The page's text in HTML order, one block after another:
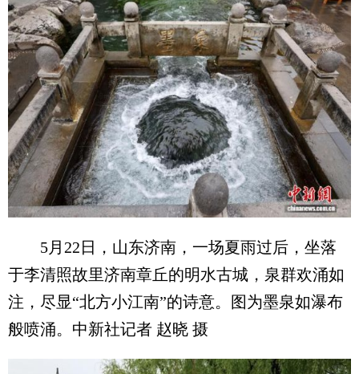
5月22日，山东济南，一场夏雨过后，坐落
于李清照故里济南章丘的明水古城，泉群欢涌如
注，尽显“北方小江南”的诗意。图为墨泉如瀑布
般喷涌。中新社记者 赵晓 摄